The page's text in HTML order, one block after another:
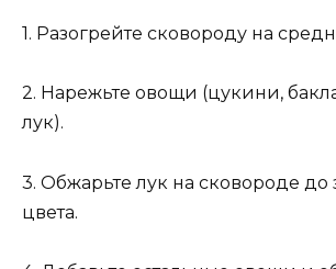
1. Разогрейте сковороду на
2. Нарежьте овощи (цукини,
лук).
3. Обжарьте лук на сковороде до
цвета.